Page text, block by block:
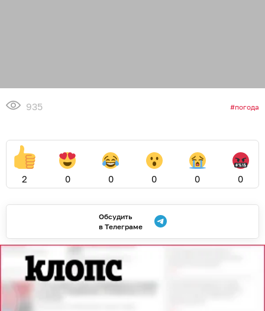
935 погода
2 0 0 0 0 0
Обсудить
в Телеграме